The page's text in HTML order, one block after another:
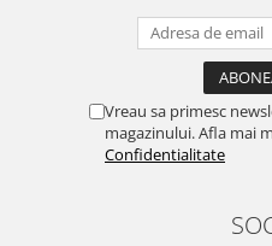
Vreau sa primesc
magazinului. Afla mai
Confidentialitate